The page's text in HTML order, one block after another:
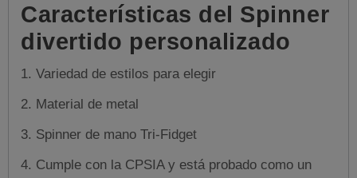
Características del Spinner
divertido personalizado
1. Variedad de estilos para elegir
2. Material de metal
3. Spinner de mano Tri-Fidget
4. Cumple con la CPSIA y está probado como un